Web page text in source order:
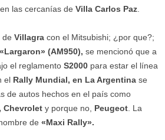
las cercanías de Villa Carlos Paz
de Villagra con el Mitsubishi; ¿por que?;
«Largaron» (AM950), se mencionó que a
el reglamento S2000 para estar el línea
el Rally Mundial, en La Argentina se
de autos hechos en el país como
Chevrolet y porque no, Peugeot . La
de «Maxi Rally».